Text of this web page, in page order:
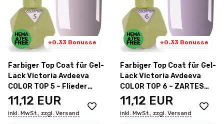
+0.33 Bonusse
Farbiger Top Coat für Gel-
Lack Victoria Avdeeva
COLOR TOP 5 – Flieder
12ml
11,12 EUR
inkl. MwSt., zzgl. Versand
+0.33 Bonusse
Farbiger Top Coat für Gel-
Lack Victoria Avdeeva
COLOR TOP 6 – ZARTES
LAVENDEL 12ml
11,12 EUR
inkl. MwSt., zzgl. Versand